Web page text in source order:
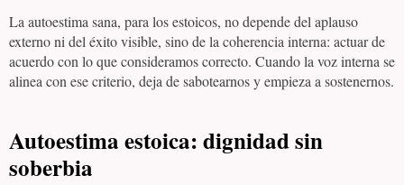
La autoestima sana, para los estoicos, no depende del aplauso
externo ni del éxito visible, sino de la coherencia interna: actuar de
acuerdo con lo que consideramos correcto. Cuando la voz interna se
alinea con ese criterio, deja de sabotearnos y empieza a sostenernos.
Autoestima estoica: dignidad sin
soberbia